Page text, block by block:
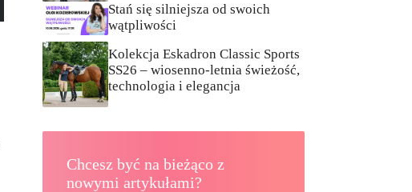
Stań się silniejsza od swoich
wątpliwości
Kolekcja Eskadron Classic Sports
SS26 – wiosenno-letnia świeżość,
technologia i elegancja
Chcesz być na bieżąco z
nowymi artykułami?